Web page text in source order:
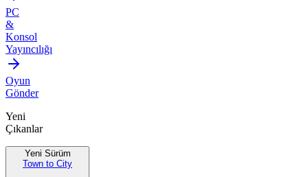
PC
&
Konsol
Yayıncılığı
Oyun
Gönder
Yeni
Çıkanlar
Yeni Sürüm
Town to City